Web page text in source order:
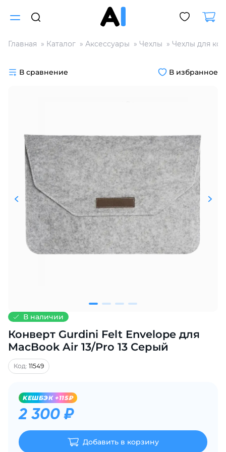
Главная Каталог Аксессуары Чехлы Чехлы для
В наличии
Конверт Gurdini Felt Envelope для
MacBook Air 13/Pro 13 Серый
Код: 11549
KЕШБЭК +115₽
2 300 ₽
Добавить в корзину
В сравнение В избранное
Разбейте
График платежей
Сегодня
25 %
Добавляйте товары
в корзину
% картой любого банка
Получайте товар
выбранный способом
списываться
по25%каждые 2 недели
Подробнее